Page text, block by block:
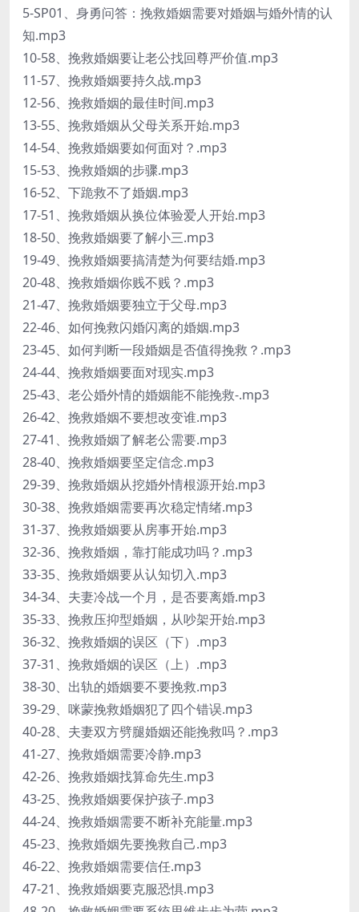
5-SP01、身勇问答：挽救婚姻需要对婚姻与婚外情的认
知.mp3
10-58、挽救婚姻要让老公找回尊严价值.mp3
11-57、挽救婚姻要持久战.mp3
12-56、挽救婚姻的最佳时间.mp3
13-55、挽救婚姻从父母关系开始.mp3
14-54、挽救婚姻要如何面对？.mp3
15-53、挽救婚姻的步骤.mp3
16-52、下跪救不了婚姻.mp3
17-51、挽救婚姻从换位体验爱人开始.mp3
18-50、挽救婚姻要了解小三.mp3
19-49、挽救婚姻要搞清楚为何要结婚.mp3
20-48、挽救婚姻你贱不贱？.mp3
21-47、挽救婚姻要独立于父母.mp3
22-46、如何挽救闪婚闪离的婚姻.mp3
23-45、如何判断一段婚姻是否值得挽救？.mp3
24-44、挽救婚姻要面对现实.mp3
25-43、老公婚外情的婚姻能不能挽救-.mp3
26-42、挽救婚姻不要想改变谁.mp3
27-41、挽救婚姻了解老公需要.mp3
28-40、挽救婚姻要坚定信念.mp3
29-39、挽救婚姻从挖婚外情根源开始.mp3
30-38、挽救婚姻需要再次稳定情绪.mp3
31-37、挽救婚姻要从房事开始.mp3
32-36、挽救婚姻，靠打能成功吗？.mp3
33-35、挽救婚姻要从认知切入.mp3
34-34、夫妻冷战一个月，是否要离婚.mp3
35-33、挽救压抑型婚姻，从吵架开始.mp3
36-32、挽救婚姻的误区（下）.mp3
37-31、挽救婚姻的误区（上）.mp3
38-30、出轨的婚姻要不要挽救.mp3
39-29、咪蒙挽救婚姻犯了四个错误.mp3
40-28、夫妻双方劈腿婚姻还能挽救吗？.mp3
41-27、挽救婚姻需要冷静.mp3
42-26、挽救婚姻找算命先生.mp3
43-25、挽救婚姻要保护孩子.mp3
44-24、挽救婚姻需要不断补充能量.mp3
45-23、挽救婚姻先要挽救自己.mp3
46-22、挽救婚姻需要信任.mp3
47-21、挽救婚姻要克服恐惧.mp3